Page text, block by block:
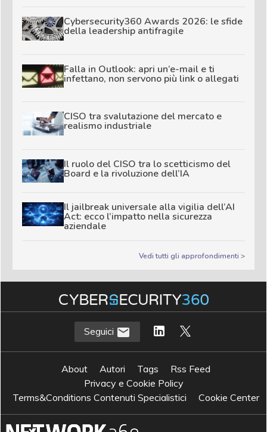
Cybersecurity360 Awards 2026: le sfide
della leadership antifragile
Falla in Outlook: apri un’e-mail e ti
infettano, non servono più link o allegati
CISO tra svalutazione del mercato e
realismo industriale
Il ruolo del CISO tra lo scetticismo del
Board e la rivoluzione dell’IA
Il jailbreak universale alla vigilia dell’AI
Act: ecco l’impatto nella sicurezza
aziendale
Vedi tutti gli approfondimenti >
Seguici
About Autori Tags
Rss Feed
Privacy e Cookie Policy
Terms&Conditions Contenuti Specialistici
Cookie Center